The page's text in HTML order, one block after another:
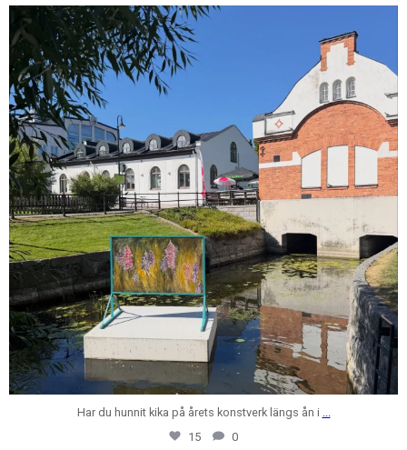
centrumfastigheter
Jul 28
Har du hunnit kika på årets konstverk längs ån i ...
15
0